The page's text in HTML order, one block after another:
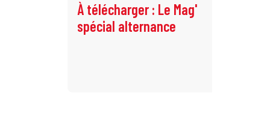
À télécharger : Le Mag'
spécial alternance